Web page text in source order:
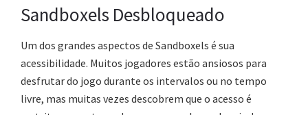
Sandboxels Desbloqueado
Um dos grandes aspectos de Sandboxels é sua
acessibilidade. Muitos jogadores estão ansiosos para
desfrutar do jogo durante os intervalos ou no tempo
livre, mas muitas vezes descobrem que o acesso é